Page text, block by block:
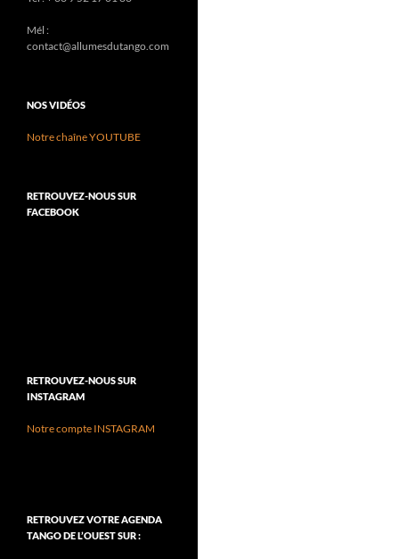
Mél :
contact@allumesdutango.com
NOS VIDÉOS
Notre chaîne YOUTUBE
RETROUVEZ-NOUS SUR
FACEBOOK
RETROUVEZ-NOUS SUR
INSTAGRAM
Notre compte INSTAGRAM
RETROUVEZ VOTRE AGENDA
TANGO DE L’OUEST SUR :